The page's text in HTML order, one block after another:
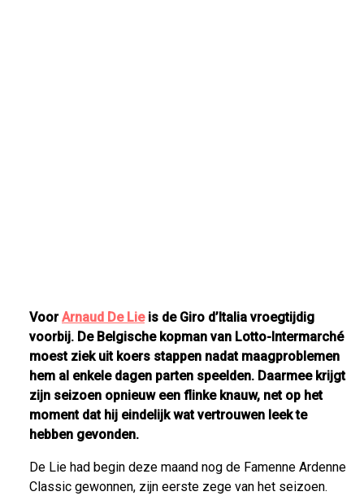
VoorArnaud De Lieis de Giro d’Italia vroegtijdig
voorbij. De Belgische kopman van Lotto-Intermarché
moest ziek uit koers stappen nadat maagproblemen
hem al enkele dagen parten speelden. Daarmee krijgt
zijn seizoen opnieuw een flinke knauw, net op het
moment dat hij eindelijk wat vertrouwen leek te
hebben gevonden.
De Lie had begin deze maand nog de Famenne Ardenne
Classic gewonnen, zijn eerste zege van het seizoen.